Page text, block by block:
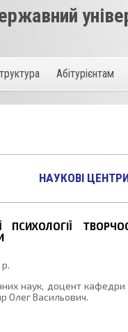
Абітурієнтам
НАУКОВІ
ПСИХОЛОГІЇ
наук, доцент кафедри
Олег Васильович.